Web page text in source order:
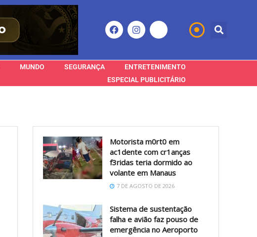
MUNDO SEGURANÇA
ENTRETENIMENTO
ESPECIAL PUBLICITÁRIO
Motorista m0rt0 em
ac1dente com cr1anças
f3ridas teria dormido ao
volante em Manaus
7 DE AGOSTO DE 2026
Sistema de sustentação
falha e avião faz pouso de
emergência no Aeroporto